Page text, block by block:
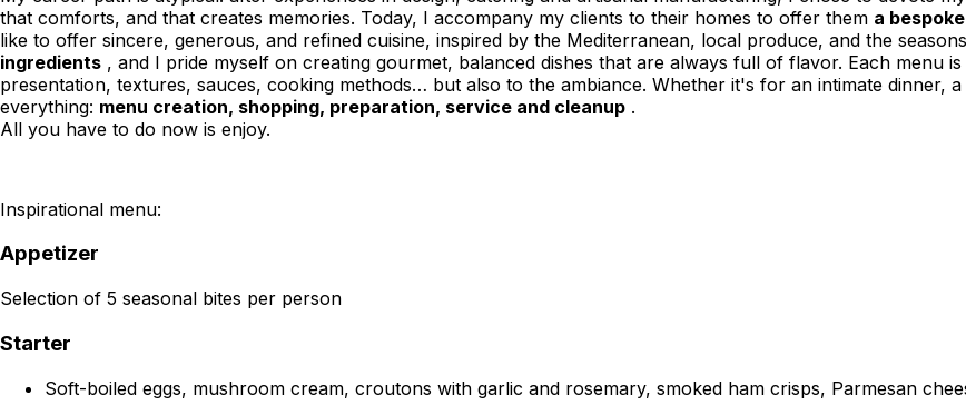
that comforts, and that creates memories. Today, I accompany my clients to their homes to offer them a
like to offer sincere, generous, and refined cuisine, inspired by the Mediterranean, local produce, and the
ingredients , and I pride myself on creating gourmet, balanced dishes that are always full of flavor. Each menu
presentation, textures, sauces, cooking methods… but also to the ambiance. Whether it's for an intimate dinner,
everything: menu creation, shopping, preparation, service and cleanup .
All you have to do now is enjoy.
Inspirational menu:
Appetizer
Selection of 5 seasonal bites per person
Starter
Soft-boiled eggs, mushroom cream, croutons with garlic and rosemary, smoked ham crisps, Parmesan